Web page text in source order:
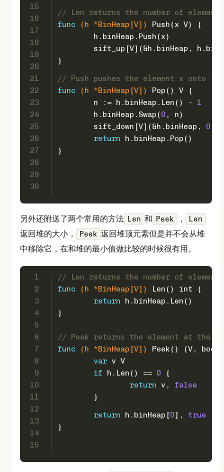
15
16
17
18
19
20
21
22
23
24
25
26
27
28
29
30
// Len returns the number of
func
(h *BinHeap[V])
Push(x V) {
	h.binHeap.Push(x)
sift_up[V](&h.binHeap,
}
// Push pushes the element x onto
func
(h *BinHeap[V])
Pop() V {
	n := h.binHeap.Len() -
1
	h.binHeap.Swap(
0 , n)
	sift_down[V](&h.binHeap,
0
return h.binHeap.Pop()
}
另外还附送了两个常用的方法 Len 和 Peek ， Len
返回堆的大小， Peek 返回堆顶元素但是并不会从堆
中移除它，在和堆的最小值做比较的时候很有用。
1
2
3
4
5
6
7
8
9
10
11
12
13
14
15
// Len returns the number of
func
(h *BinHeap[V]) Len() int {
return h.binHeap.Len()
}
// Peek returns the element at the
func
(h *BinHeap[V]) Peek() (V, bool
var v V
if h.Len() == 0 {
return v, false
	}
return h.binHeap[0], true
}